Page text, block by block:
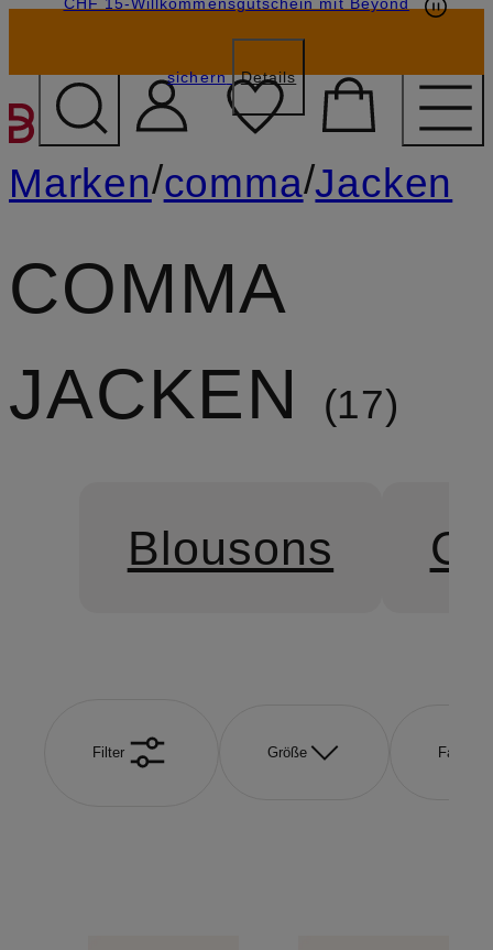
ZUM HAUPTINHALT
sichern Details
Marken/comma/Jacken
COMMA
JACKEN
17
Blousons
Filter Größe Farbe